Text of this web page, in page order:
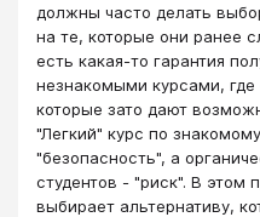
должны часто делать
на те, которые они ранее
есть какая-то гарантия
незнакомыми курсами, где
которые зато дают
"Легкий" курс по
"безопасность", а
студентов - "риск". В этом
выбирает альтернативу,